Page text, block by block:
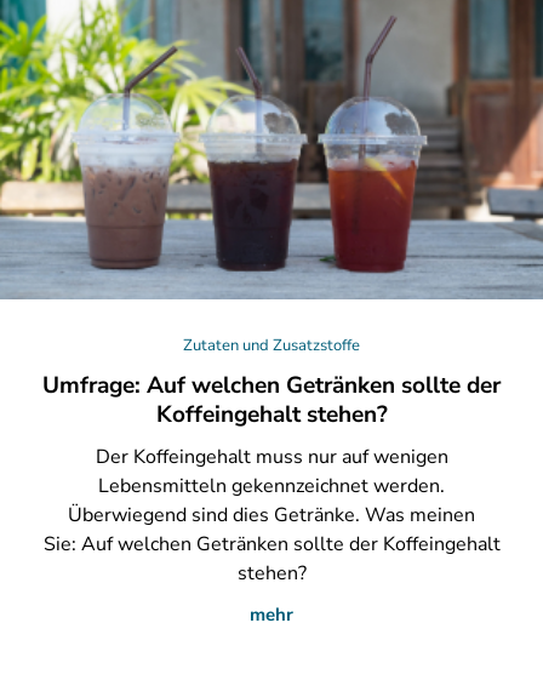
Zutaten und Zusatzstoffe
Umfrage: Auf welchen Getränken sollte der
Koffeingehalt stehen?
DerKoffeingehalt muss nur auf wenigen
Lebensmitteln gekennzeichnet werden.
Überwiegend sind dies Getränke. Was meinen
Sie: Auf welchen Getränken sollte der Koffeingehalt
stehen?
mehr